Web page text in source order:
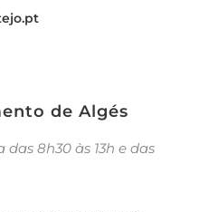
de Algés
8h30 às 13h e das